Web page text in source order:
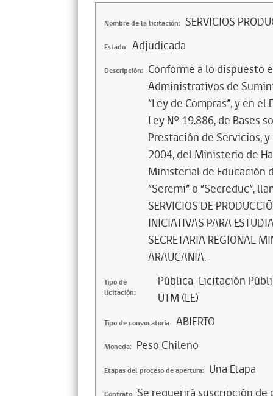
Nombre de la licitación: SERVICIOS
Estado: Adjudicada
Descripción: Conforme a lo dispuesto
Administrativos de
“Ley de Compras”, y en
Ley N° 19.886, de Bases
Prestación de Servicios,
2004, del Ministerio de
Ministerial de Educación
“Seremi” o “Secreduc”,
SERVICIOS DE
INICIATIVAS PARA
SECRETARÍA REGIONAL
ARAUCANÍA.
Tipo de
licitación:
Pública-Licitación
UTM (LE)
Tipo de convocatoria: ABIERTO
Moneda: Peso Chileno
Etapas del proceso de apertura: Una Etapa